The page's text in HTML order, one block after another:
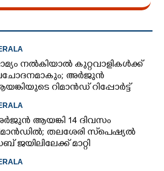
നൽകിയാൽ കുറ്റവാളികൾക്ക്
അർജുൻ
റിമാൻഡ് റിപ്പോർട്ട്
ആയങ്കി 14 ദിവസം
തലശേരി സ്‌പെഷ്യൽ
ജയിലിലേക്ക് മാറ്റി